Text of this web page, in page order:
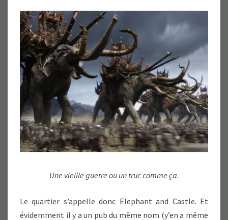
Une vieille guerre ou un truc comme ça.
Le quartier s’appelle donc Elephant and Castle. Et
évidemment il y a un pub du même nom (y’en a même